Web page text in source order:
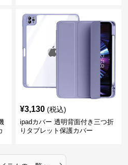
¥3,130 (税込)
ipadカバー 透明背面付き三つ折
りタブレット保護カバー